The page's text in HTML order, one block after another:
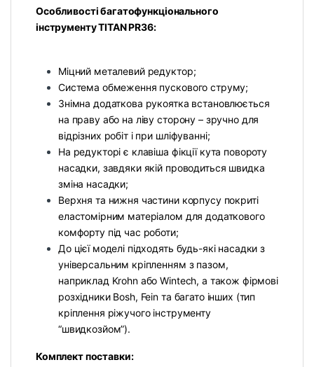
Особливості багатофункціонального
інструменту TITAN PR36:
Міцний металевий редуктор;
Система обмеження пускового струму;
Знімна додаткова рукоятка встановлюється
на праву або на ліву сторону – зручно для
відрізних робіт і при шліфуванні;
На редукторі є клавіша фікції кута повороту
насадки, завдяки якій проводиться швидка
зміна насадки;
Верхня та нижня частини корпусу покриті
еластомірним матеріалом для додаткового
комфорту під час роботи;
До цієї моделі підходять будь-які насадки з
універсальним кріпленням з пазом,
наприклад Krohn або Wintech, а також фірмові
розхідники Bosh, Fein та багато інших (тип
кріплення ріжучого інструменту
“швидкозйом”).
Комплект поставки: